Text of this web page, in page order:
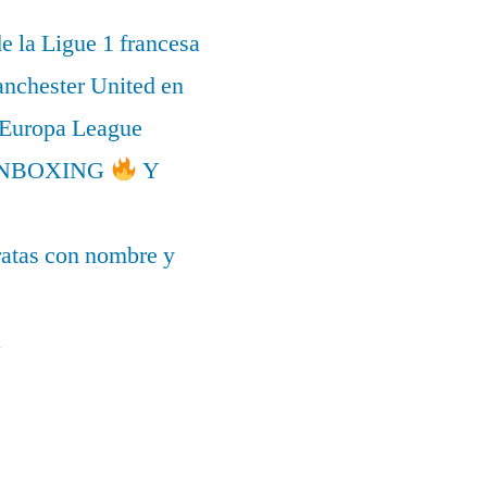
la Ligue 1 francesa
United en
League
Y
con nombre y